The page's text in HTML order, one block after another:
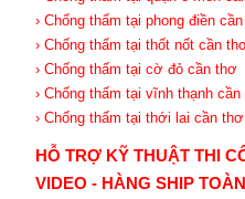
› Chống thấm tại phong điền
› Chống thấm tại thốt nốt cần
› Chống thấm tại cờ đỏ cần thơ
› Chống thấm tại vĩnh thạnh
› Chống thấm tại thới lai cần thơ
HỖ TRỢ KỸ THUẬT THI
VIDEO - HÀNG SHIP